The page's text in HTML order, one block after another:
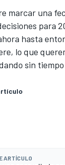
marcar una
para
hasta
lo que
sin
ARTÍCULO